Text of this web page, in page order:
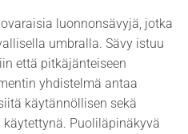
luonnonsävyjä, jotka
umbralla. Sävy istuu
että pitkäjänteiseen
yhdistelmä antaa
käytännöllisen sekä
Puoliläpinäkyvä